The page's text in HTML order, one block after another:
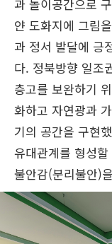
과 놀이공간으로
얀 도화지에 그림
과 정서 발달에 긍
다. 정북방향 일조
층고를 보완하기
화하고 자연광과
기의 공간을 구현
유대관계를 형성
불안감(분리불안)